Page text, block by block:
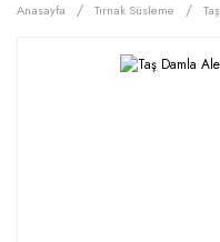
Anasayfa Tırnak Süsleme Taş